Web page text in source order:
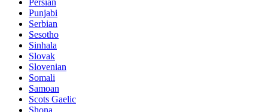
Punjabi
Serbian
Sesotho
Sinhala
Slovak
Slovenian
Somali
Samoan
Scots Gaelic
Shona